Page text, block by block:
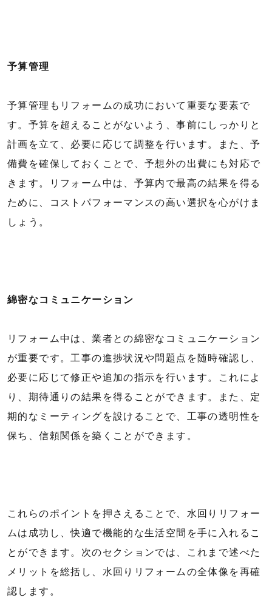
予算管理
予算管理もリフォームの成功において重要な要素で
す。予算を超えることがないよう、事前にしっかりと
計画を立て、必要に応じて調整を行います。また、予
備費を確保しておくことで、予想外の出費にも対応で
きます。リフォーム中は、予算内で最高の結果を得る
ために、コストパフォーマンスの高い選択を心がけま
しょう。
綿密なコミュニケーション
リフォーム中は、業者との綿密なコミュニケーション
が重要です。工事の進捗状況や問題点を随時確認し、
必要に応じて修正や追加の指示を行います。これによ
り、期待通りの結果を得ることができます。また、定
期的なミーティングを設けることで、工事の透明性を
保ち、信頼関係を築くことができます。
これらのポイントを押さえることで、水回りリフォー
ムは成功し、快適で機能的な生活空間を手に入れるこ
とができます。次のセクションでは、これまで述べた
メリットを総括し、水回りリフォームの全体像を再確
認します。